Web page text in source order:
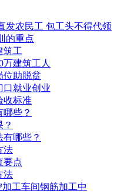
发农民工 包工头不得代领
的重点
筑工
万建筑工人
位助脱贫
口就业创业
收标准
些？
哪些？
法
要点
法
工车间钢筋加工中